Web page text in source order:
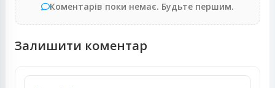
Коментарів поки немає. Будьте першим.
Залишити коментар